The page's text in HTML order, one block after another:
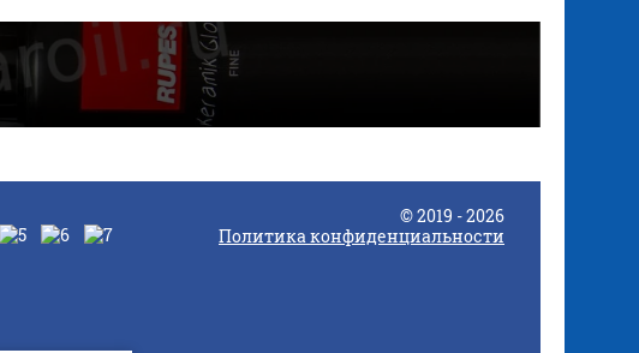
© 2019 - 2026
Политика конфиденциальности